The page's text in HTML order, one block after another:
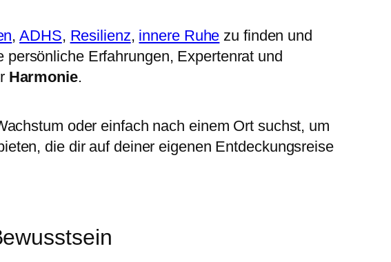
,ADHS, Resilienz, innere Ruhe zu finden und
Erfahrungen, Expertenrat und
Harmonie.
oder einfach nach einem Ort suchst, um
die dir auf deiner eigenen Entdeckungsreise